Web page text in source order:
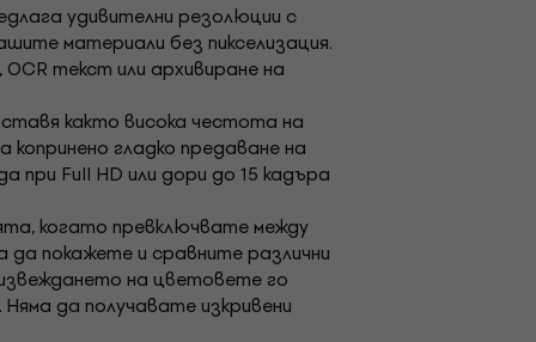
удивителни резолюции с
материали без пикселизация.
текст или архивиране на
както висока честота на
гладко предаване на
Full HD или дори до 15 кадъра
когато превключвате между
да покажете и сравните различни
на цветовете го
да получавате изкривени